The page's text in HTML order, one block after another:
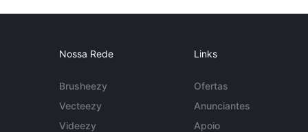
Nossa Rede
Brusheezy
Vecteezy
Videezy
Links
Ofertas
Anunciantes
Apoio